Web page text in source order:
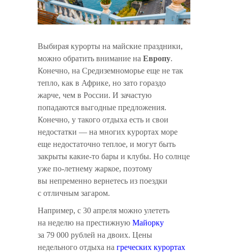
Выбирая курорты на майские праздники,
можно обратить внимание на Европу.
Конечно, на Средиземноморье еще не так
тепло, как в Африке, но зато гораздо
жарче, чем в России. И зачастую
попадаются выгодные предложения.
Конечно, у такого отдыха есть и свои
недостатки — на многих курортах море
еще недостаточно теплое, и могут быть
закрыты какие-то бары и клубы. Но солнце
уже по-летнему жаркое, поэтому
вы непременно вернетесь из поездки
с отличным загаром.
Например, с 30 апреля можно улететь
на неделю на престижную Майорку
за 79 000 рублей на двоих. Цены
недельного отдыха на греческих курортах